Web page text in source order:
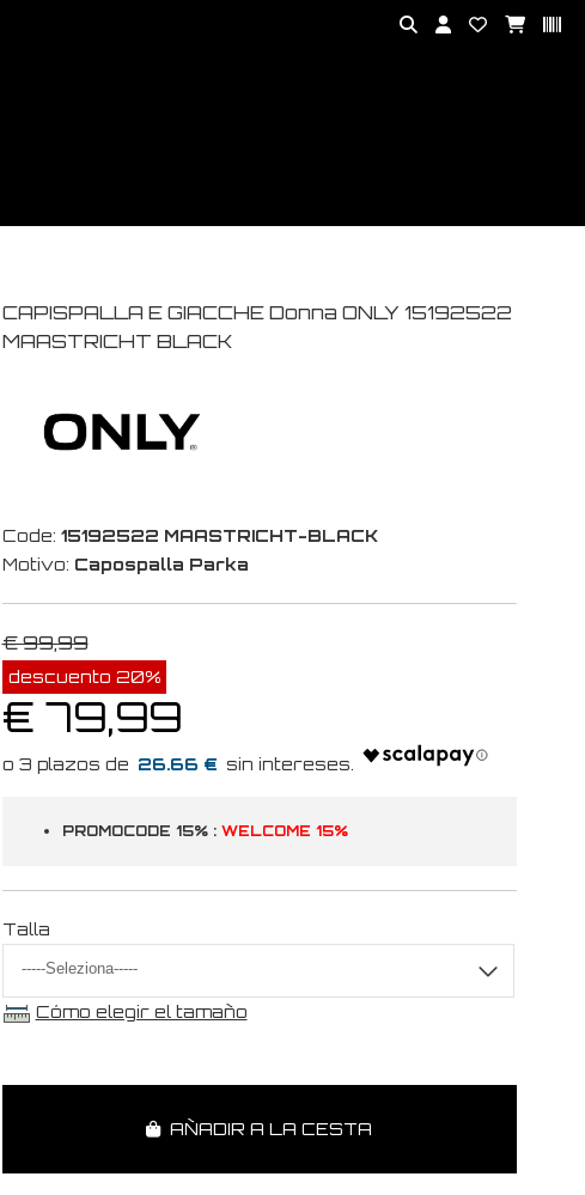
CAPISPALLA E GIACCHE Donna ONLY 15192522
MAASTRICHT BLACK
Code: 15192522 MAASTRICHT-BLACK
Motivo: Capospalla Parka
€ 99,99
descuento 20%
€ 79,99
26.66 €
PROMOCODE 15% : WELCOME 15%
Talla
Cómo elegir el tamaño
AÑADIR A LA CESTA